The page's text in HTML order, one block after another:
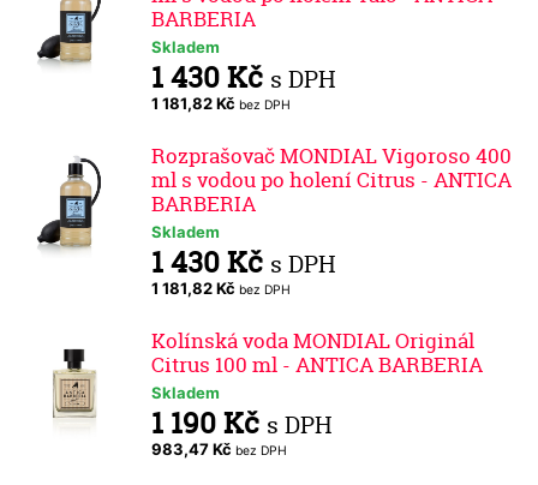
BARBERIA
Skladem
1 430 Kč s DPH
1 181,82 Kč bez DPH
Rozprašovač MONDIAL Vigoroso 400
ml s vodou po holení Citrus - ANTICA
BARBERIA
Skladem
1 430 Kč s DPH
1 181,82 Kč bez DPH
Kolínská voda MONDIAL Originál
Citrus 100 ml - ANTICA BARBERIA
Skladem
1 190 Kč s DPH
983,47 Kč bez DPH